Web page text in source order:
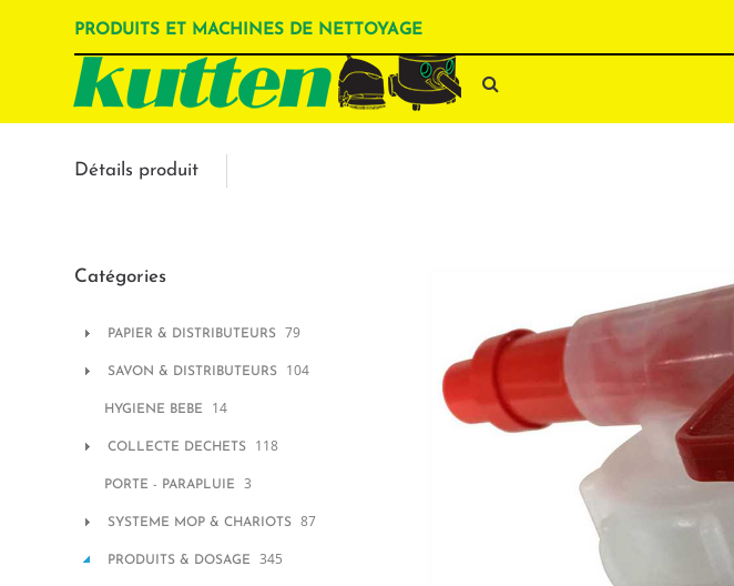
PRODUITS ET MACHINES DE NETTOYAGE
Détails produit
Catégories
PAPIER & DISTRIBUTEURS 79
SAVON & DISTRIBUTEURS 104
HYGIENE BEBE 14
COLLECTE DECHETS 118
PORTE - PARAPLUIE 3
SYSTEME MOP & CHARIOTS 87
PRODUITS & DOSAGE 345